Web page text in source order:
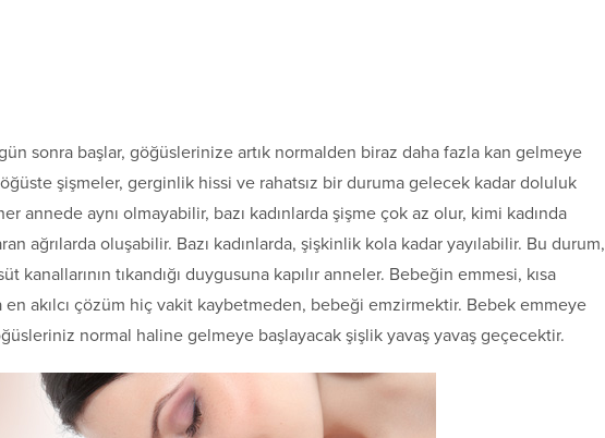
sonra başlar, göğüslerinize artık normalden biraz daha fazla kan gelmeye
şişmeler, gerginlik hissi ve rahatsız bir duruma gelecek kadar doluluk
annede aynı olmayabilir, bazı kadınlarda şişme çok az olur, kimi kadında
ağrılarda oluşabilir. Bazı kadınlarda, şişkinlik kola kadar yayılabilir. Bu durum,
kanallarının tıkandığı duygusuna kapılır anneler. Bebeğin emmesi, kısa
akılcı çözüm hiç vakit kaybetmeden, bebeği emzirmektir. Bebek emmeye
normal haline gelmeye başlayacak şişlik yavaş yavaş geçecektir.